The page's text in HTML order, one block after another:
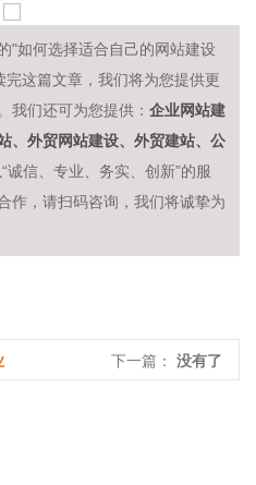
"如何选择适合自己的网站建设
这篇文章，我们将为您提供更
我们还可为您提供： 企业网站建
、外贸网站建设、外贸建站、公
诚信、专业、务实、创新”的服
作，请扫码咨询，我们将诚挚为
下一篇： 没有了